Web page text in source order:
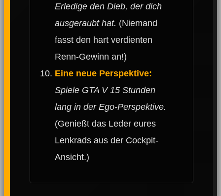
Erledige den Dieb, der dich
ausgeraubt hat. (Niemand
fasst den hart verdienten
Renn-Gewinn an!)
Eine neue Perspektive:
Spiele GTA V 15 Stunden
lang in der Ego-Perspektive.
(Genießt das Leder eures
Lenkrads aus der Cockpit-
Ansicht.)